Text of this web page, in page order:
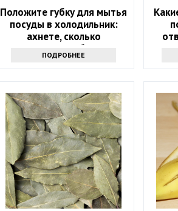
Положите губку для мытья
посуды в холодильник:
ахнете, сколько
надоевших проблем это
решит
ПОДРОБНЕЕ